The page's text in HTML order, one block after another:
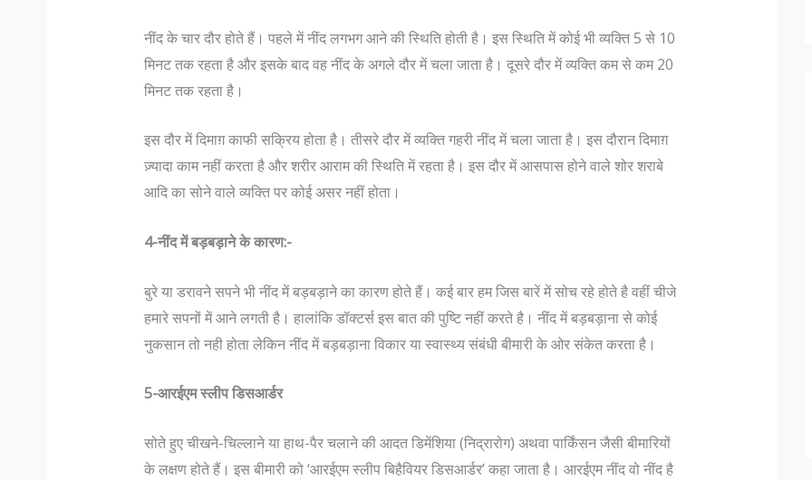
नींद के चार दौर होते हैं। पहले में नींद लगभग आने की स्थिति होती है। इस स्थिति में कोई भी व्‍यक्ति 5 से 10
मिनट तक रहता है और इसके बाद वह नींद के अगले दौर में चला जाता है। दूसरे दौर में व्‍यक्ति कम से कम 20
मिनट तक रहता है।
इस दौर में दिमाग़ काफी सक्रिय होता है। तीसरे दौर में व्‍यक्ति गहरी नींद में चला जाता है। इस दौरान दिमाग़
ज़्यादा काम नहीं करता है और शरीर आराम की स्थिति में रहता है। इस दौर में आसपास होने वाले शोर शराबे
आदि का सोने वाले व्‍यक्ति पर कोई असर नहीं होता।
4-नींद में बड़बड़ाने के कारण:-
बुरे या डरावने सपने भी नींद में बड़बड़ाने का कारण होते हैं। कई बार हम जिस बारें में सोच रहे होते है वहीं चीजे
हमारे सपनों में आने लगती है। हालांकि डॉक्टर्स इस बात की पुष्टि नहीं करते है। नींद में बड़बड़ाना से कोई
नुकसान तो नही होता लेकिन नींद में बड़बड़ाना विकार या स्वास्थ्य संबंधी बीमारी के ओर संकेत करता है।
5-आरईएम स्लीप डिसआर्डर
सोते हुए चीखने-चिल्लाने या हाथ-पैर चलाने की आदत डिमेंशिया (निद्रारोग) अथवा पार्किंसन जैसी बीमारियों
के लक्षण होते हैं। इस बीमारी को ‘आरईएम स्लीप बिहैवियर डिसआर्डर’ कहा जाता है। आरईएम नींद वो नींद है